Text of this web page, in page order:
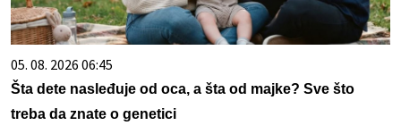
05. 08. 2026 06:45
Šta dete nasleđuje od oca, a šta od majke? Sve što
treba da znate o genetici